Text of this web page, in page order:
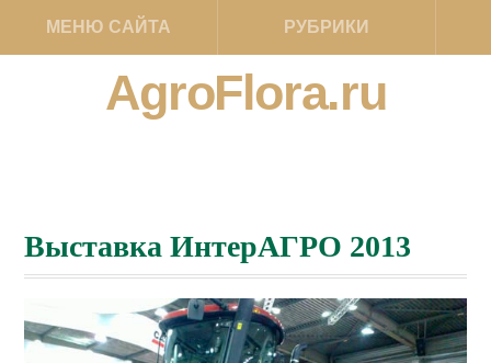
МЕНЮ САЙТА РУБРИКИ
AgroFlora.ru
Выставка ИнтерАГРО 2013